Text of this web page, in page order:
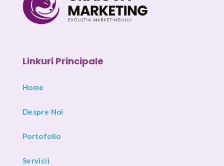
Linkuri Principale
Home
Despre Noi
Portofolio
Servicii